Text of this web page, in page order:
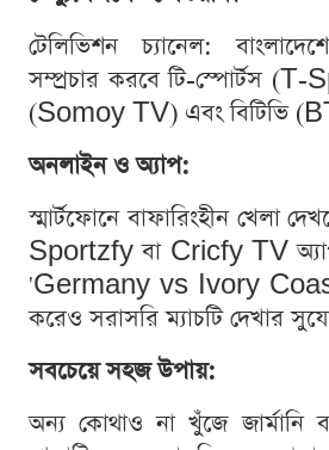
টেলিভিশন চ্যানেল:
সম্প্রচার করবে টি-স্পোর্টস
(Somoy TV) এবং বিটিভি
অনলাইন ও অ্যাপ:
স্মার্টফোনে বাফারিংহীন খেলা
Sportzfy বা Cricfy TV
'Germany vs Ivory Coast
করেও সরাসরি ম্যাচটি দেখার
সবচেয়ে সহজ উপায়:
অন্য কোথাও না খুঁজে জার্মানি